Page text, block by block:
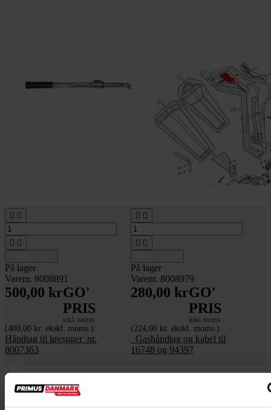
 
 
På lager
Varenr. 8008891
500,00 krGO'
PRIS
inkl. moms
(400,00 kr. ekskl. moms.)
Håndtag til løvsuger_nr.
8007363
 
 
På lager
Varenr. 8008979
280,00 krGO'
PRIS
inkl. moms
(224,00 kr. ekskl. moms.)
_Gashåndtag og kabel til
16748 og 94397